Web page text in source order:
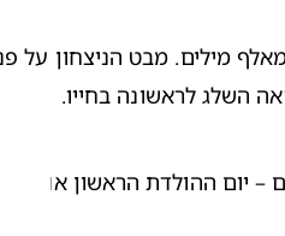
השלג לראשונה בחייו.